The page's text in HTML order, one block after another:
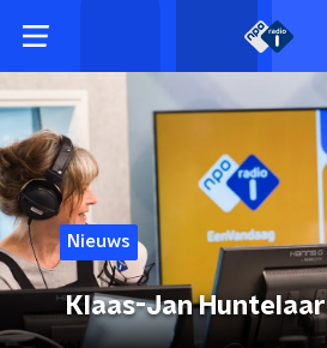
Nieuws
Klaas-Jan Huntelaar